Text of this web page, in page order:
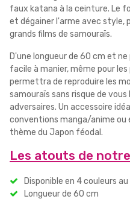
faux katana à la ceinture. Le
et dégainer l'arme avec style,
grands films de samouraïs.
D'une longueur de 60 cm et
facile à manier, même pour les
permettra de reproduire les
samouraïs sans risque de vous
adversaires. Un accessoire
conventions manga/anime ou
thème du Japon féodal.
Les atouts de
Disponible en 4 couleurs
Longueur de 60 cm